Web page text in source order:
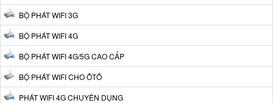
BỘ PHÁT WIFI 3G
BỘ PHÁT WIFI 4G
BỘ PHÁT WIFI 4G/5G CAO CẤP
BỘ PHÁT WIFI CHO ÔTÔ
PHÁT WIFI 4G CHUYÊN DỤNG